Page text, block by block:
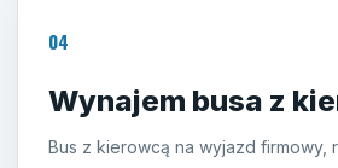
04
Wynajem busa z
Bus z kierowcą na wyjazd firmowy,